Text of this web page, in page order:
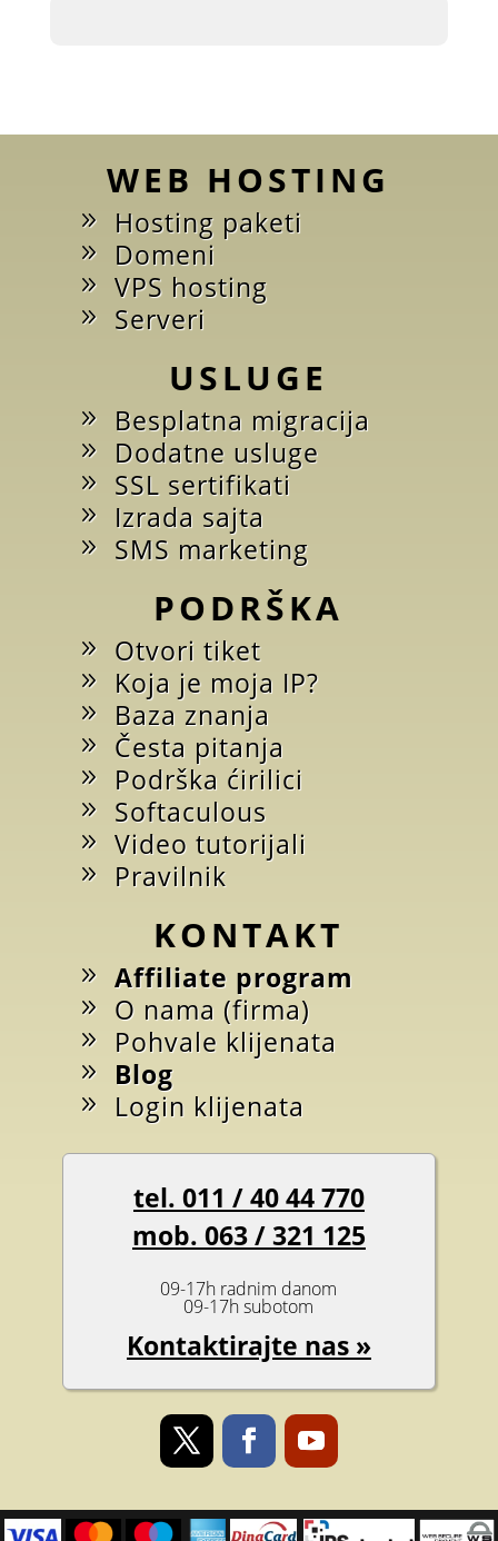
WEB HOSTING
Hosting paketi
Domeni
VPS hosting
Serveri
USLUGE
Besplatna migracija
Dodatne usluge
SSL sertifikati
Izrada sajta
SMS marketing
PODRŠKA
Otvori tiket
Koja je moja IP?
Baza znanja
Česta pitanja
Podrška ćirilici
Softaculous
Video tutorijali
Pravilnik
KONTAKT
Affiliate program
O nama (firma)
Pohvale klijenata
Blog
Login klijenata
tel. 011 / 40 44 770
mob. 063 / 321 125
09-17h radnim danom
09-17h subotom
Kontaktirajte nas »